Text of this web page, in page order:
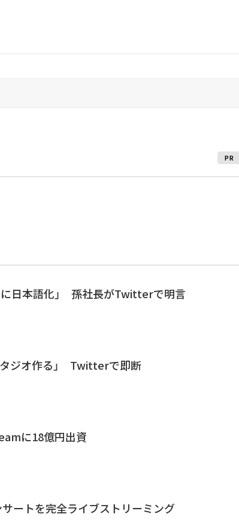
PR
に日本語化」 孫社長がTwitterで明言
ジオ作る」 Twitterで即断
に18億円出資
ートを完全ライブストリーミング